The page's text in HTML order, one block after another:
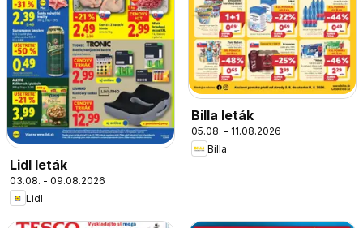
Lidl leták
03.08. - 09.08.2026
Lidl
Billa leták
05.08. - 11.08.2026
Billa